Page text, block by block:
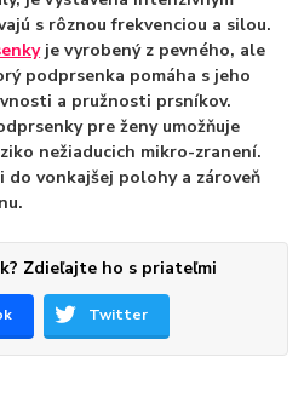
s rôznou frekvenciou a silou.
je vyrobený z pevného, ale
podprsenka pomáha s jeho
a pružnosti prsníkov.
pre ženy umožňuje
nežiaducich mikro-zranení.
do vonkajšej polohy a zároveň
Zdieľajte ho s priateľmi
Twitter